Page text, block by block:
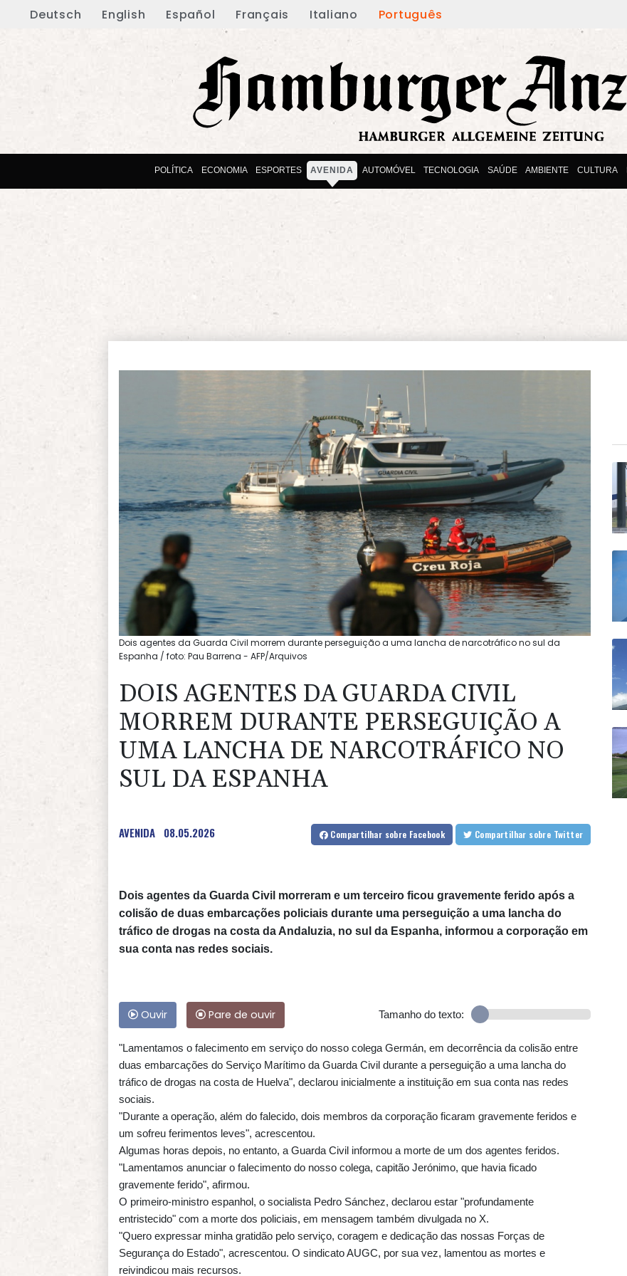
Deutsch English Español Français Italiano Português
POLÍTICA ECONOMIA ESPORTES AVENIDA AUTOMÓVEL TECNOLOGIA SAÚDE AMBIENTE CULTURA
Dois agentes da Guarda Civil morrem durante perseguição a uma lancha de narcotráfico no sul da
Espanha / foto: Pau Barrena - AFP/Arquivos
DOIS AGENTES DA GUARDA CIVIL
MORREM DURANTE PERSEGUIÇÃO A
UMA LANCHA DE NARCOTRÁFICO NO
SUL DA ESPANHA
AVENIDA 08.05.2026 Compartilhar sobre Facebook Compartilhar sobre Twitter
Dois agentes da Guarda Civil morreram e um terceiro ficou gravemente ferido após a
colisão de duas embarcações policiais durante uma perseguição a uma lancha do
tráfico de drogas na costa da Andaluzia, no sul da Espanha, informou a corporação em
sua conta nas redes sociais.
Ouvir Pare de ouvir Tamanho do texto:
"Lamentamos o falecimento em serviço do nosso colega Germán, em decorrência da colisão entre
duas embarcações do Serviço Marítimo da Guarda Civil durante a perseguição a uma lancha do
tráfico de drogas na costa de Huelva", declarou inicialmente a instituição em sua conta nas redes
sociais.
"Durante a operação, além do falecido, dois membros da corporação ficaram gravemente feridos e
um sofreu ferimentos leves", acrescentou.
Algumas horas depois, no entanto, a Guarda Civil informou a morte de um dos agentes feridos.
"Lamentamos anunciar o falecimento do nosso colega, capitão Jerónimo, que havia ficado
gravemente ferido", afirmou.
O primeiro-ministro espanhol, o socialista Pedro Sánchez, declarou estar "profundamente
entristecido" com a morte dos policiais, em mensagem também divulgada no X.
"Quero expressar minha gratidão pelo serviço, coragem e dedicação das nossas Forças de
Segurança do Estado", acrescentou. O sindicato AUGC, por sua vez, lamentou as mortes e
reivindicou mais recursos.